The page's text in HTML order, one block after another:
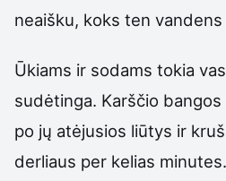
neaišku, koks ten vandens
Ūkiams ir sodams tokia
sudėtinga. Karščio bangos
po jų atėjusios liūtys ir
derliaus per kelias